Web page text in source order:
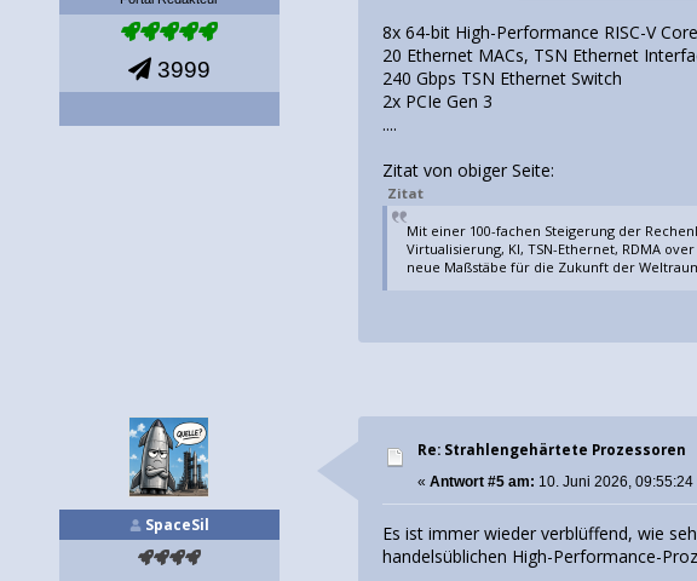
3999
8x 64-bit High-Performance RISC-V
20 Ethernet MACs, TSN Ethernet
240 Gbps TSN Ethernet Switch
2x PCIe Gen 3
....
Zitat von obiger Seite:
Zitat
Mit einer 100-fachen Steigerung der
Virtualisierung, KI, TSN-Ethernet, RDMA
neue Maßstäbe für die Zukunft der
SpaceSil
Re: Strahlengehärtete Prozessoren
«Antwort #5 am: 10. Juni 2026, 09:55:24
Es ist immer wieder verblüffend, wie
handelsüblichen High-Performance-